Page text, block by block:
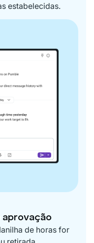
estabelecidas.
de horas for